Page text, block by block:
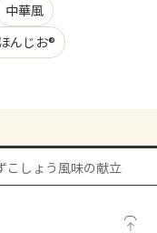
中華風
んじお®
こしょう風味の献立